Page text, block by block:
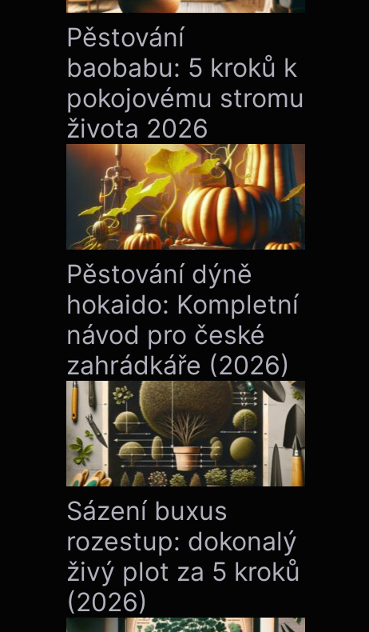
Pěstování
baobabu: 5 kroků k
pokojovému stromu
života 2026
Pěstování dýně
hokaido: Kompletní
návod pro české
zahrádkáře (2026)
Sázení buxus
rozestup: dokonalý
živý plot za 5 kroků
(2026)